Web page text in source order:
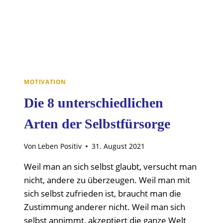
MOTIVATION
Die 8 unterschiedlichen
Arten der Selbstfürsorge
Von Leben Positiv 31. August 2021
Weil man an sich selbst glaubt, versucht man
nicht, andere zu überzeugen. Weil man mit
sich selbst zufrieden ist, braucht man die
Zustimmung anderer nicht. Weil man sich
selbst annimmt, akzeptiert die ganze Welt